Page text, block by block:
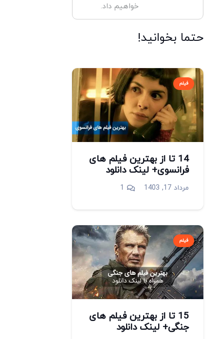
خواهیم داد.
حتما بخوانید!
فیلم
14 تا از بهترین فیلم های
فرانسوی+ لینک دانلود
مرداد 17, 1403 1دیدگاه
فیلم
15 تا از بهترین فیلم های
جنگی+ لینک دانلود